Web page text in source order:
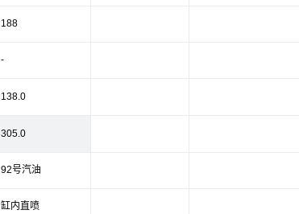
188
-
138.0
305.0
92号汽油
缸内直喷